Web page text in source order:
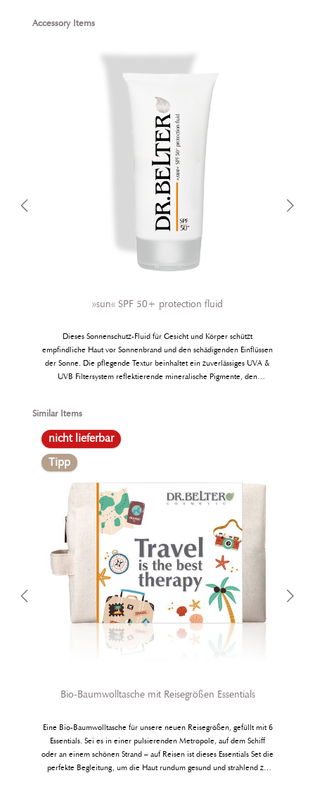
Produktgalerie überspringen
Accessory Items
»sun« SPF 50+ protection fluid
Dieses Sonnenschutz-Fluid für Gesicht und Körper schützt
empfindliche Haut vor Sonnenbrand und den schädigenden Einflüssen
der Sonne. Die pflegende Textur beinhaltet ein zuverlässiges UVA &
UVB Filtersystem reflektierende mineralische Pigmente, den
Feuchtigkeit und Wirkstoffe, die der sonnenbedingten Hautalterung
gezielt vorbeugen. Es ist frei von Mineralöl, Parfüm, Farbstoffen,
Mikroplastik und Nanopartikeln. Wenn Sie die Sonne aus
medizinischen Gründen meiden sollten, bietet Ihnen das SPF 50+
fluid maximalen Schutz. Verwenden Sie SPF 50+ für Kinder und für
die empfindlichen Hautpartien wie Gesicht, Schultern und Dekolleté.
korallenfreundliche Rezepturen nach Hawaii Standard, ohne
Octinoxat und Oxybenzon Clean-up Kooperation für das Rote Meer
mit Healthy Seas® frei von Mikroplastik und Nanopartikeln
Produktgalerie überspringen
Similar Items
nicht lieferbar
Tipp
Bio-Baumwolltasche mit Reisegrößen Essentials
Eine Bio-Baumwolltasche für unsere neuen Reisegrößen, gefüllt mit 6
Essentials. Sei es in einer pulsierenden Metropole, auf dem Schiff
oder an einem schönen Strand – auf Reisen ist dieses Essentials Set die
perfekte Begleitung, um die Haut rundum gesund und strahlend zu